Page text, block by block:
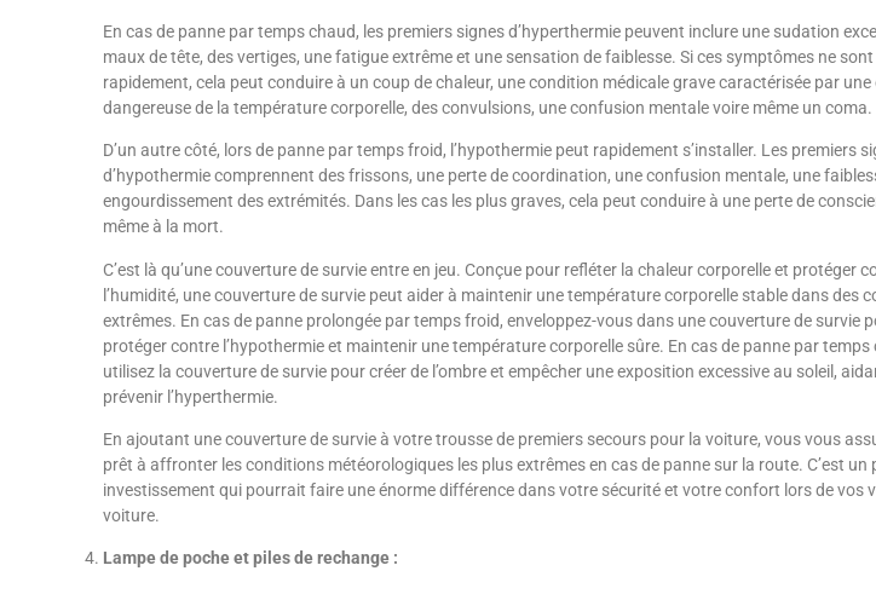
En cas de panne par temps chaud, les premiers signes d’hyperthermie peuvent inclure une sudation
maux de tête, des vertiges, une fatigue extrême et une sensation de faiblesse. Si ces symptômes ne
rapidement, cela peut conduire à un coup de chaleur, une condition médicale grave caractérisée par une
dangereuse de la température corporelle, des convulsions, une confusion mentale voire même un coma.
D’un autre côté, lors de panne par temps froid, l’hypothermie peut rapidement s’installer. Les premiers
d’hypothermie comprennent des frissons, une perte de coordination, une confusion mentale, une
engourdissement des extrémités. Dans les cas les plus graves, cela peut conduire à une perte de
même à la mort.
C’est là qu’une couverture de survie entre en jeu. Conçue pour refléter la chaleur corporelle et protéger
l’humidité, une couverture de survie peut aider à maintenir une température corporelle stable dans des
extrêmes. En cas de panne prolongée par temps froid, enveloppez-vous dans une couverture de survie
protéger contre l’hypothermie et maintenir une température corporelle sûre. En cas de panne par temps
utilisez la couverture de survie pour créer de l’ombre et empêcher une exposition excessive au soleil,
prévenir l’hyperthermie.
En ajoutant une couverture de survie à votre trousse de premiers secours pour la voiture, vous vous
prêt à affronter les conditions météorologiques les plus extrêmes en cas de panne sur la route. C’est un
investissement qui pourrait faire une énorme différence dans votre sécurité et votre confort lors de vos
voiture.
Lampe de poche et piles de rechange :